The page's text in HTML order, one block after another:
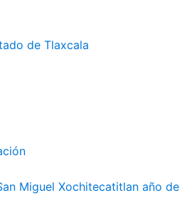
de Tlaxcala
Miguel Xochitecatitlan año de